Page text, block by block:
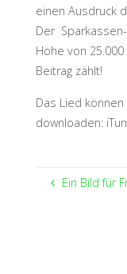
einen Ausdruck
Der
Höhe von
Beitrag zählt!
Das Lied
downloaden:
Ein Bild für